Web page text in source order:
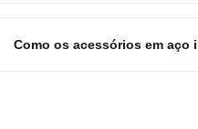
Como os acessórios em